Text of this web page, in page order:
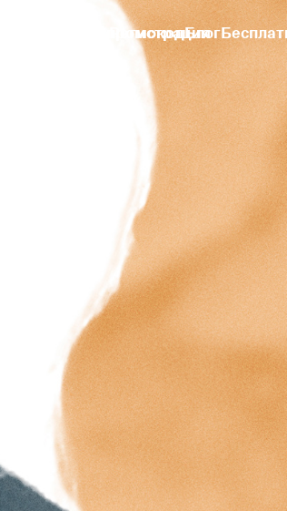
Активировать промокодБлог
Вход | Регистрация